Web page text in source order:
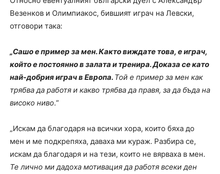
Везенков и Олимпиакос, бившият играч на Левски,
отговори така:
„Сашо е пример за мен. Както виждате това, е играч,
който е постоянно в залата и тренира. Доказа се като
най-добрия играч в Европа. Той е пример за мен как
трябва да работя и какво трябва да правя, за да бъда на
високо ниво.“
„Искам да благодаря на всички хора, които бяха до
мен и ме подкрепяха, даваха ми кураж. Разбира се,
искам да благодаря и на тези, които не вярваха в мен.
Те лично ми дадоха мотивация да работя всеки ден